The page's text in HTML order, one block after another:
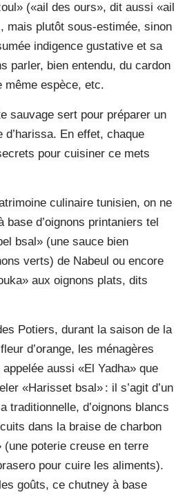
(«ail des ours», dit aussi «ail
mais plutôt sous-estimée, sinon
indigence gustative et sa
parler, bien entendu, du cardon
même espèce, etc.
sauvage sert pour préparer un
d’harissa. En effet, chaque
pour cuisiner ce mets
culinaire tunisien, on ne
d’oignons printaniers tel
bsal» (une sauce bien
verts) de Nabeul ou encore
aux oignons plats, dits
Potiers, durant la saison de la
d’orange, les ménagères
aussi «El Yadha» que
«Harisset bsal» : il s’agit d’un
traditionnelle, d’oignons blancs
dans la braise de charbon
(une poterie creuse en terre
pour cuire les aliments).
goûts, ce chutney à base